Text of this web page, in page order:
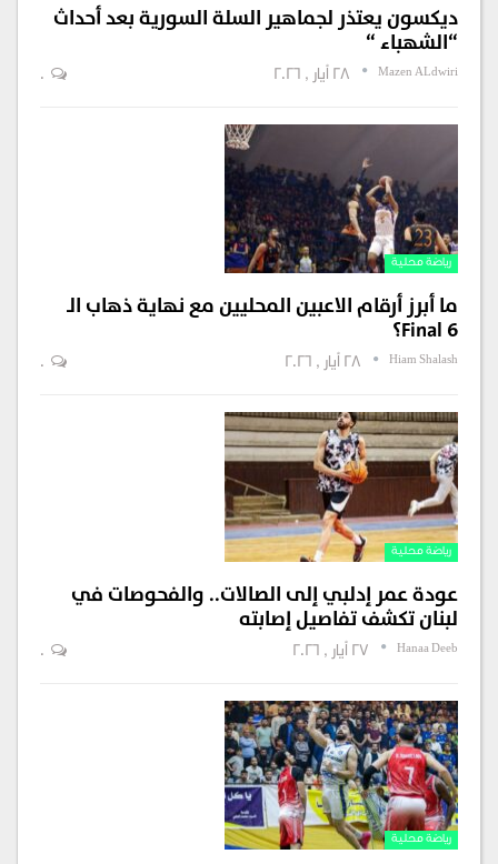
ديكسون يعتذر لجماهير السلة السورية بعد أحداث
“الشهباء “
Mazen ALdwiri 28 أيار , 2026 0
رياضة محلية
ما أبرز أرقام الاعبين المحليين مع نهاية ذهاب الـ
Final 6؟
Hiam Shalash 28 أيار , 2026 0
رياضة محلية
عودة عمر إدلبي إلى الصالات.. والفحوصات في
لبنان تكشف تفاصيل إصابته
Hanaa Deeb 27 أيار , 2026 0
رياضة محلية